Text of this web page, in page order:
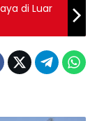
di Luar